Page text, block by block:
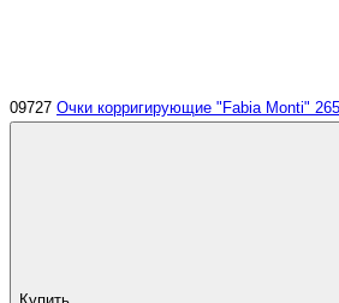
09727 Очки корригирующие "Fabia Monti"